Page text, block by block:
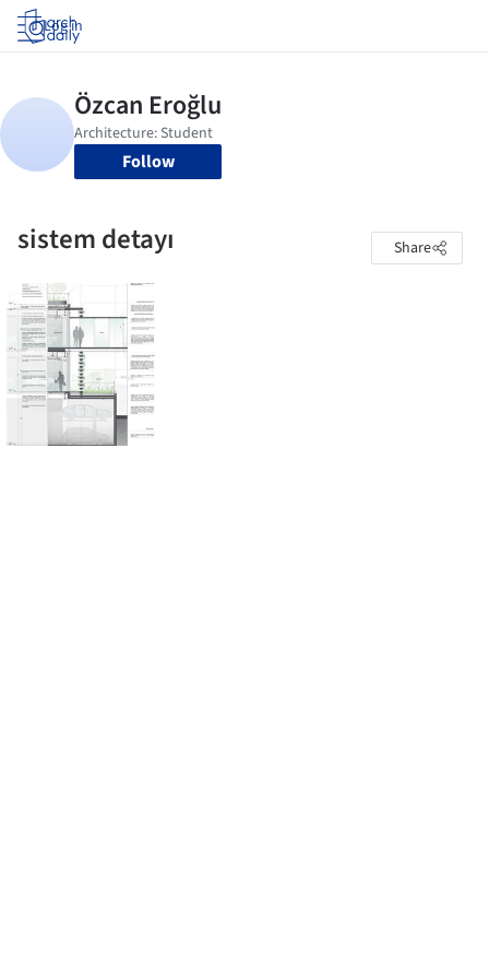
Log in
Follow
sistem detayı Share